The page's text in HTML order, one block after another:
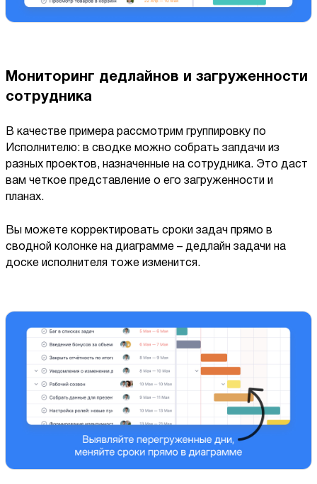
Мониторинг дедлайнов и загруженности
сотрудника
В качестве примера рассмотрим группировку по
Исполнителю: в сводке можно собрать запдачи из
разных проектов, назначенные на сотрудника. Это даст
вам четкое представление о его загруженности и
планах.
Вы можете корректировать сроки задач прямо в
сводной колонке на диаграмме – дедлайн задачи на
доске исполнителя тоже изменится.